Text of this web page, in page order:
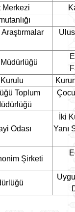
Merkezi
Toplum
Odası
İki
Yanı
Şirketi